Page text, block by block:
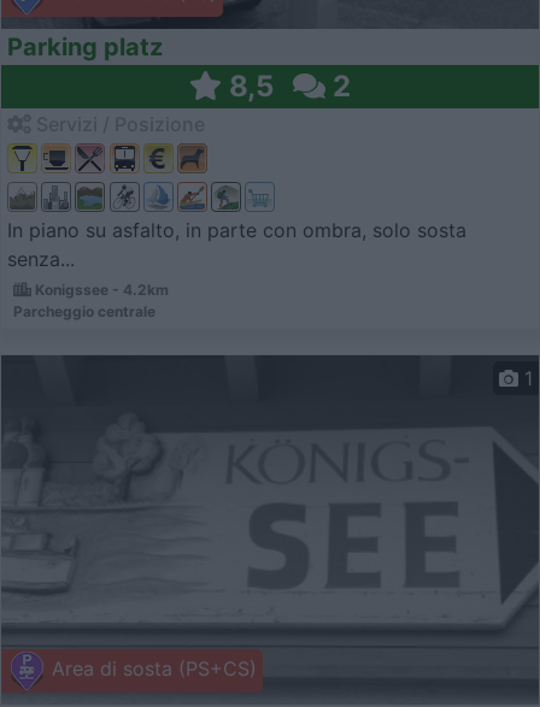
Parking platz
8,5 2
In piano su asfalto, in parte con ombra, solo sosta
senza...
Konigssee - 4.2km
Parcheggio centrale
Area di sosta (PS+CS)
1